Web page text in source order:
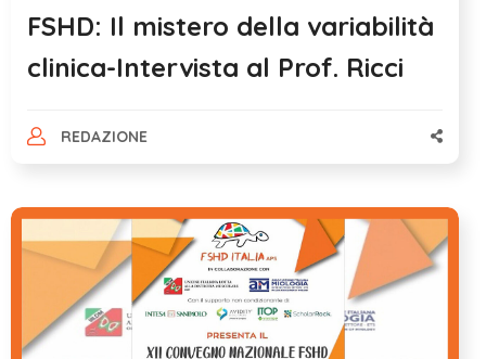
FSHD: Il mistero della variabilità
clinica-Intervista al Prof. Ricci
REDAZIONE